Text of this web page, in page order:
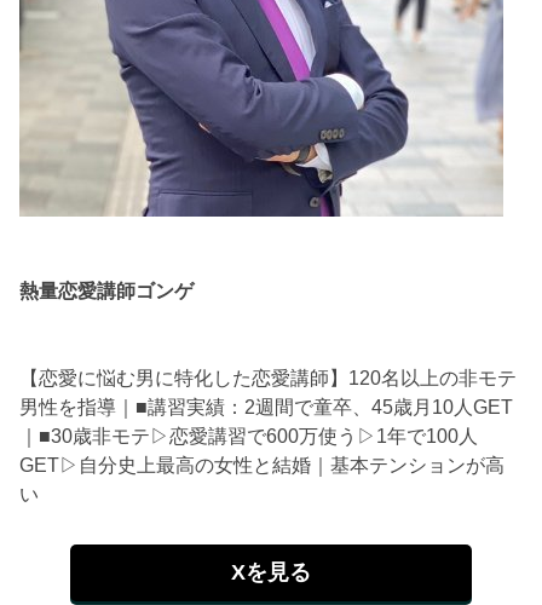
熱量恋愛講師ゴンゲ
【恋愛に悩む男に特化した恋愛講師】120名以上の非モテ
男性を指導｜■講習実績：2週間で童卒、45歳月10人GET
｜■30歳非モテ▷恋愛講習で600万使う▷1年で100人
GET▷自分史上最高の女性と結婚｜基本テンションが高
い
Xを見る